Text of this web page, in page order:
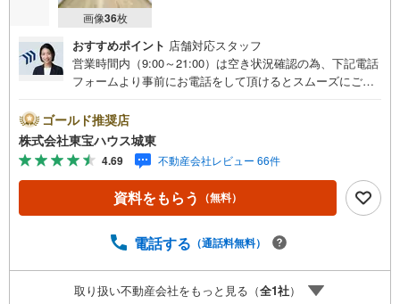
画像36枚
おすすめポイント 店舗対応スタッフ
営業時間内（9:00～21:00）は空き状況確認の為、下記電話
フォームより事前にお電話をして頂けるとスムーズにご案
カレンダーの作成▽ご購入後もお客様の人生のパートナー
として暮らしの「安心」を守り続けます。【Yahoo！ 不動
産キャンペーン対象店舗】当店で物件を成約するとPayPay
ボーナスライトがもらえる「Yahoo！ 不動産 物件ご成約キ
ャンペーン」の対象になります。「資料をもらう」「見学
予約をする」ボタンからお問い合わせください。※必ずYah
スライトは出金と譲渡はできません。ご案内・詳細な資料
時受け付けております！■頭金0円からのご購入可能です■
（諸費用もOK）お気軽にお問い合わせください。
ゴールド推奨店
株式会社東宝ハウス城東
4.69 不動産会社レビュー 66件
資料をもらう （無料）
電話する （通話料無料）
取り扱い不動産会社をもっと見る（全1社）